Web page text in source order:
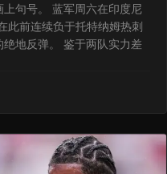
句号。 蓝军周六在印度尼
此前连续负于托特纳姆热刺
地反弹。 鉴于两队实力差